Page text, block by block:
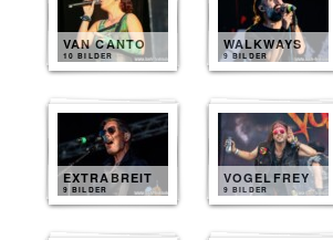
VAN CANTO
10 BILDER
WALKWAYS
9 BILDER
EXTRABREIT
9 BILDER
VOGELFREY
9 BILDER